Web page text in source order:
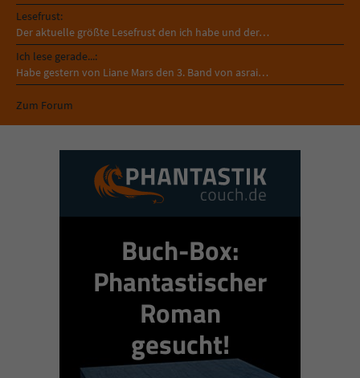
Lesefrust:
Der aktuelle größte Lesefrust den ich habe und der…
Ich lese gerade...:
Habe gestern von Liane Mars den 3. Band von asrai…
Zum Forum
Buch-Box:
Phantastischer
Roman
gesucht!